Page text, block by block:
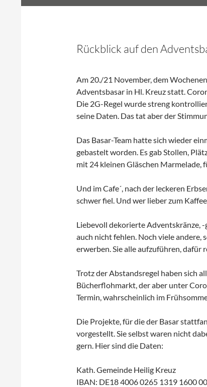
Rückblick auf den
Am 20./21 November, dem
Adventsbasar in Hl. Kreuz statt.
Die 2G-Regel wurde streng
seine Daten. Das tat aber der
Das Basar-Team hatte sich wieder
gebastelt worden. Es gab Stollen,
mit 24 kleinen Gläschen Marmelade,
Und im Cafe´, nach der leckeren
schwer fiel. Und wer lieber zum
Liebevoll dekorierte Adventskränze,
auch nicht fehlen. Noch viele andere,
erwerben. Sie alle aufzuführen, dafür
Trotz der Abstandsregel haben sich
Bücherflohmarkt, der aber unter
Termin, wahrscheinlich im
Die Projekte, für die der Basar
vorgestellt. Sie selbst waren nicht
gern. Hier sind die Daten:
Kath. Gemeinde Heilig Kreuz
IBAN: DE18 4006 0265 1319 1600 00